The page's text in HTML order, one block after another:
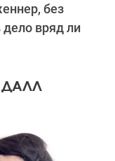
без
вряд ли